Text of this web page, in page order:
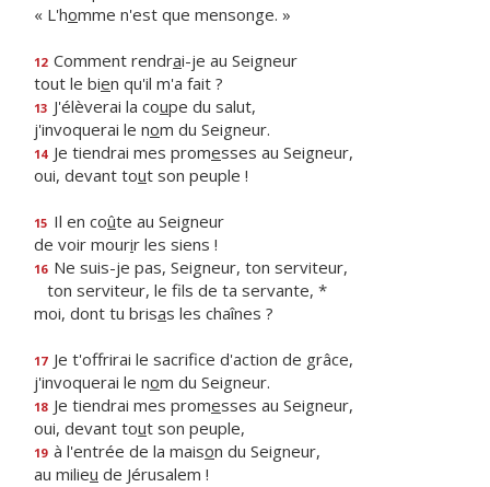
« L'homme n'est que mensonge. »
12 Comment rendrai-je au Seigneur
tout le bien qu'il m'a fait ?
13 J'élèverai la coupe du salut,
j'invoquerai le nom du Seigneur.
14 Je tiendrai mes promesses au Seigneur,
oui, devant tout son peuple !
15 Il en coûte au Seigneur
de voir mourir les siens !
16 Ne suis-je pas, Seigneur, ton serviteur,
ton serviteur, le fls de ta servante, *
moi, dont tu brisas les chaînes ?
17 Je t'offrirai le sacrifce d'action de grâce,
j'invoquerai le nom du Seigneur.
18 Je tiendrai mes promesses au Seigneur,
oui, devant tout son peuple,
19 à l'entrée de la maison du Seigneur,
au milieu de Jérusalem !